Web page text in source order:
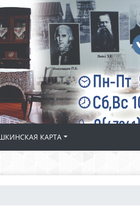
КАРТА